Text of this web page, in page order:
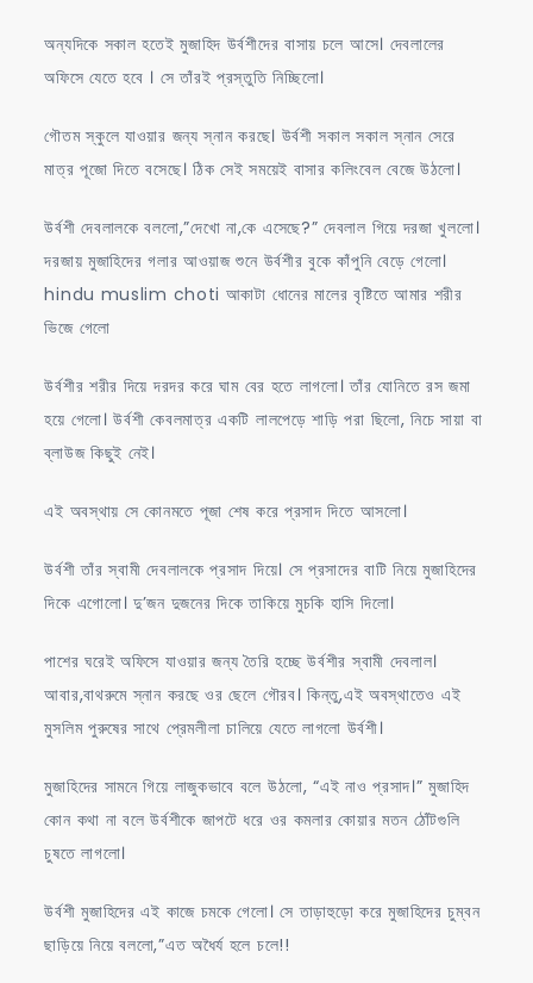
অন্যদিকে সকাল হতেই মুজাহিদ উর্বশীদের বাসায় চলে আসে। দেবলালের
অফিসে যেতে হবে । সে তাঁরই প্রস্তুতি নিচ্ছিলো।
গৌতম স্কুলে যাওয়ার জন্য স্নান করছে। উর্বশী সকাল সকাল স্নান সেরে
মাত্র পূজো দিতে বসেছে। ঠিক সেই সময়েই বাসার কলিংবেল বেজে উঠলো।
উর্বশী দেবলালকে বললো,”দেখো না,কে এসেছে?” দেবলাল গিয়ে দরজা খুললো।
দরজায় মুজাহিদের গলার আওয়াজ শুনে উর্বশীর বুকে কাঁপুনি বেড়ে গেলো।
hindu muslim choti আকাটা ধোনের মালের বৃষ্টিতে আমার শরীর
ভিজে গেলো
উর্বশীর শরীর দিয়ে দরদর করে ঘাম বের হতে লাগলো। তাঁর যোনিতে রস জমা
হয়ে গেলো। উর্বশী কেবলমাত্র একটি লালপেড়ে শাড়ি পরা ছিলো, নিচে সায়া বা
ব্লাউজ কিছুই নেই।
এই অবস্থায় সে কোনমতে পূজা শেষ করে প্রসাদ দিতে আসলো।
উর্বশী তাঁর স্বামী দেবলালকে প্রসাদ দিয়ে। সে প্রসাদের বাটি নিয়ে মুজাহিদের
দিকে এগোলো। দু’জন দুজনের দিকে তাকিয়ে মুচকি হাসি দিলো।
পাশের ঘরেই অফিসে যাওয়ার জন্য তৈরি হচ্ছে উর্বশীর স্বামী দেবলাল।
আবার,বাথরুমে স্নান করছে ওর ছেলে গৌরব। কিন্তু,এই অবস্থাতেও এই
মুসলিম পুরুষের সাথে প্রেমলীলা চালিয়ে যেতে লাগলো উর্বশী।
মুজাহিদের সামনে গিয়ে লাজুকভাবে বলে উঠলো, “এই নাও প্রসাদ।” মুজাহিদ
কোন কথা না বলে উর্বশীকে জাপটে ধরে ওর কমলার কোয়ার মতন ঠোঁটগুলি
চুষতে লাগলো।
উর্বশী মুজাহিদের এই কাজে চমকে গেলো। সে তাড়াহুড়ো করে মুজাহিদের চুম্বন
ছাড়িয়ে নিয়ে বললো,”এত অধৈর্য হলে চলে!!